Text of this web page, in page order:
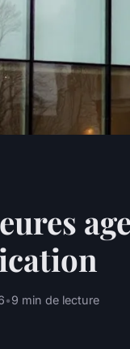
•9 min de lecture